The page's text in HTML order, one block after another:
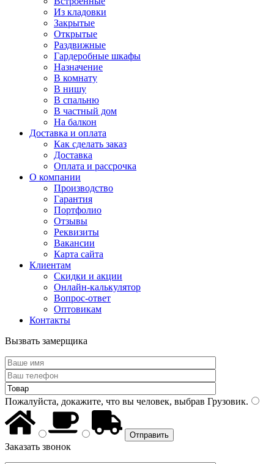
Из кладовки
Закрытые
Открытые
Раздвижные
Гардеробные шкафы
Назначение
В комнату
В нишу
В спальню
В частный дом
На балкон
Доставка и оплата
Как сделать заказ
Доставка
Оплата и рассрочка
О компании
Производство
Гарантия
Портфолио
Отзывы
Реквизиты
Вакансии
Карта сайта
Клиентам
Скидки и акции
Онлайн-калькулятор
Вопрос-ответ
Оптовикам
Контакты
Вызвать замерщика
Пожалуйста, докажите, что вы человек, выбрав Грузовик.
Заказать звонок